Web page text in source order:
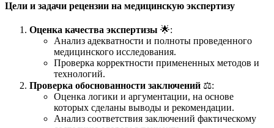
Цели и задачи рецензии на медицинскую экспертизу
Оценка качества экспертизы 🌟:
Анализ адекватности и полноты проведенного
медицинского исследования.
Проверка корректности примененных методов и
технологий.
Проверка обоснованности заключений ⚖️:
Оценка логики и аргументации, на основе
которых сделаны выводы и рекомендации.
Анализ соответствия заключений фактическому